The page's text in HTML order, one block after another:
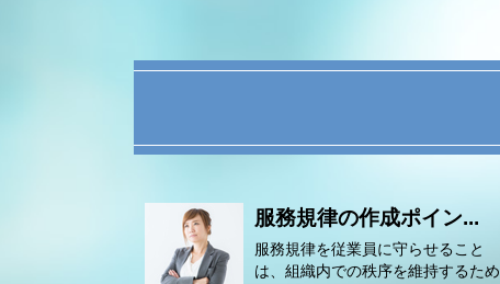
服務規律の作成ポイン...
服務規律を従業員に守らせること
は、組織内での秩序を維持するため